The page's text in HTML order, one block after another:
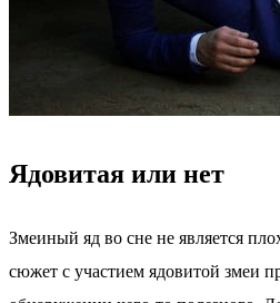
Ядовитая или нет
Змеиный яд во сне не является
сюжет с участием ядовитой змеи